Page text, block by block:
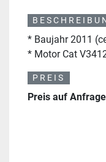
* Baujahr 2011
* Motor Cat
PREIS
Preis auf Anfrage